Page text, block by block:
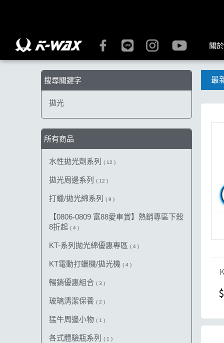
關
搜尋關鍵字
拋光
所有商品
水性拋光劑系列 ( 12 )
拋光周邊系列 ( 12 )
打蠟/拋光綿系列 ( 9 )
【0806-0809 富88愛車賞】熱銷專區下殺
8折起 ( 4 )
KT-系列拋光綿優惠專區 ( 4 )
KT電動打蠟機/拋光機 ( 4 )
暢銷優惠組合 ( 3 )
玻璃清潔保養 ( 2 )
猛牛周邊小物 ( 1 )
各式體驗瓶系列 ( 1 )
最